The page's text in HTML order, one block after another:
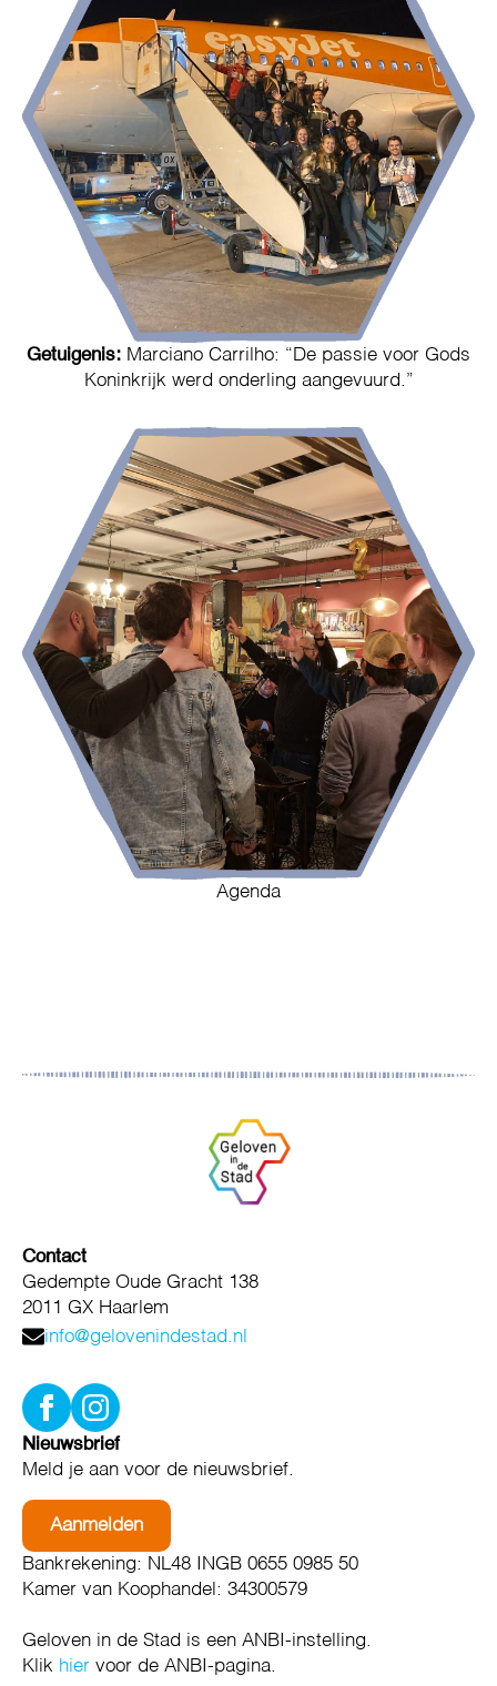
Getuigenis: Marciano Carrilho: “De passie voor Gods
Koninkrijk werd onderling aangevuurd.”
Agenda
Contact
Gedempte Oude Gracht 138
2011 GX Haarlem
info@gelovenindestad.nl
Nieuwsbrief
Meld je aan voor de nieuwsbrief.
Aanmelden
Bankrekening: NL48 INGB 0655 0985 50
Kamer van Koophandel: 34300579
Geloven in de Stad is een ANBI-instelling.
Klik hier voor de ANBI-pagina.